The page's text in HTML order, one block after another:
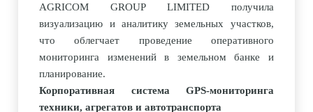
AGRICOM GROUP LIMITED получила
визуализацию и аналитику земельных участков,
что облегчает проведение оперативного
мониторинга изменений в земельном банке и
планирование.
Корпоративная система GPS-мониторинга
техники, агрегатов и автотранспорта